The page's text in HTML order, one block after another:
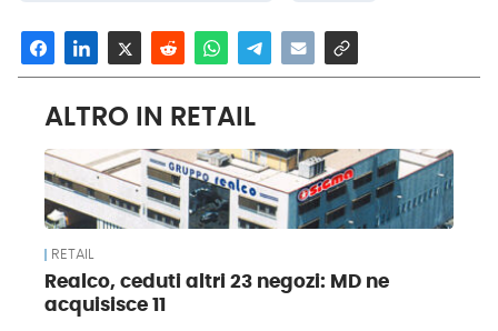
ALTRO IN RETAIL
RETAIL
Realco, ceduti altri 23 negozi: MD ne
acquisisce 11